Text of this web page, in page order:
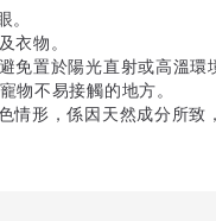
。
衣物。
免置於陽光直射或高溫環
物不易接觸的地方。
情形，係因天然成分所致